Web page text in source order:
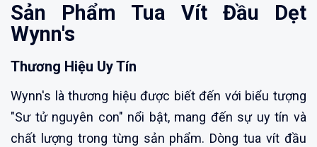
Sản Phẩm​​ Tua Vít Đầu Dẹt
Wynn's
Thương Hiệu Uy Tín
Wynn's là thương hiệu được biết đến với biểu tượng
"Sư tử nguyên con" nổi bật, mang đến sự uy tín và
chất lượng trong từng sản phẩm. Dòng tua vít đầu